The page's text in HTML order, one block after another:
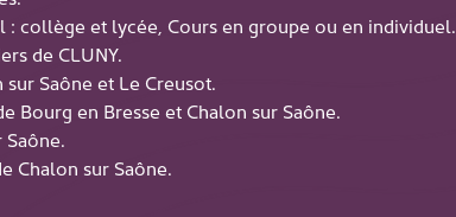
: collège et lycée, Cours en groupe ou en individuel.
de CLUNY.
Saône et Le Creusot.
Bourg en Bresse et Chalon sur Saône.
Saône.
Chalon sur Saône.